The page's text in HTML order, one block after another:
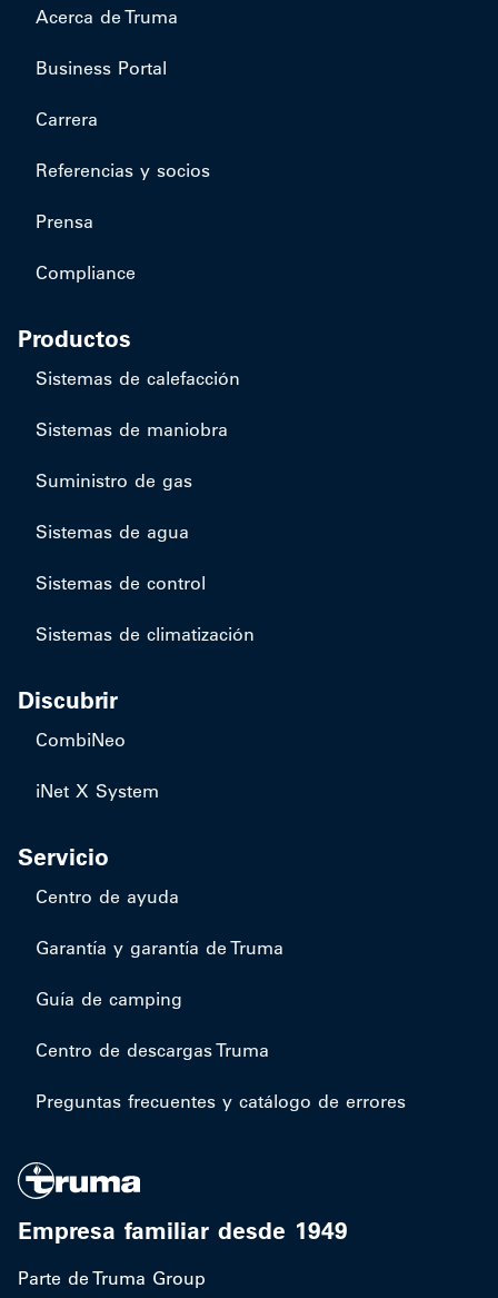
Acerca de Truma
Business Portal
Carrera
Referencias y socios
Prensa
Compliance
Productos
​Sistemas de calefacción
Sistemas de maniobra
Suministro de gas
Sistemas de agua
Sistemas de control
Sistemas de climatización
Discubrir
CombiNeo
iNet X System
Servicio
Centro de ayuda
Garantía y garantía de Truma
Guía de camping
Centro de descargas Truma
Preguntas frecuentes y catálogo de errores
Empresa familiar desde 1949
Parte de Truma Group